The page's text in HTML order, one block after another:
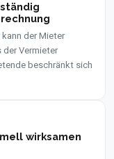
der Mieter
der Vermieter
beschränkt sich
wirksamen